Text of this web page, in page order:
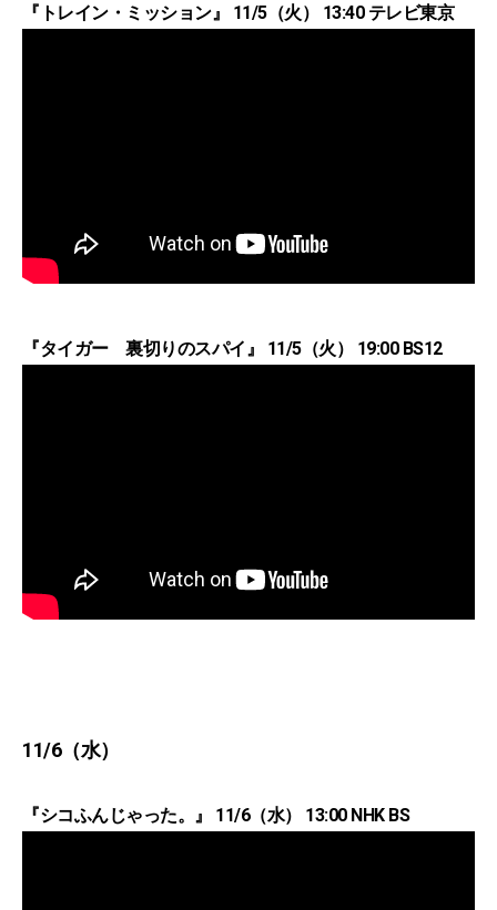
『トレイン・ミッション』 11/5（火） 13:40 テレビ東京
『タイガー 裏切りのスパイ』 11/5（火） 19:00 BS12
11/6（水）
『シコふんじゃった。』 11/6（水） 13:00 NHK BS